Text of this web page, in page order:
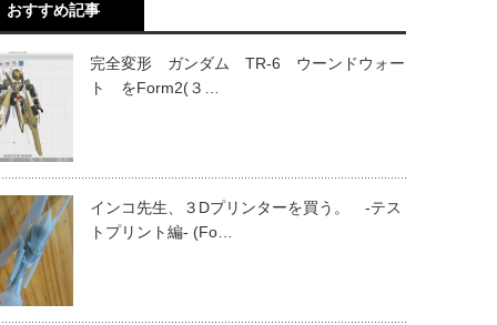
おすすめ記事
完全変形 ガンダム TR-6 ウーンドウォー
ト をForm2(３…
インコ先生、３Dプリンターを買う。 -テス
トプリント編- (Fo…